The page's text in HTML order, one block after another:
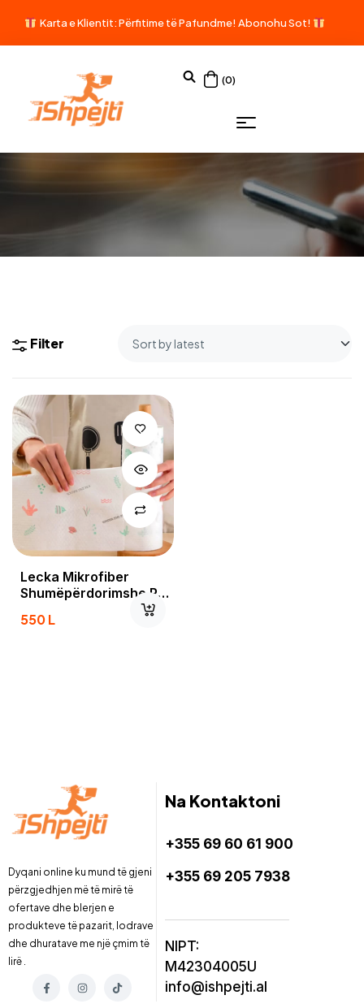
Karta e Klientit: Përfitime të Pafundme! Abonohu Sot!
(0)
Filter
Lecka Mikrofiber
Shumëpërdorimshe Për
550L
Dyqani online ku mund të gjeni
përzgjedhjen më të mirë të
ofertave dhe blerjen e
produkteve të pazarit, lodrave
dhe dhuratave me një çmim të
lirë .
Na Kontaktoni
+355 69 60 61 900
+355 69 205 7938
NIPT:
M42304005U
info@ishpejti.al